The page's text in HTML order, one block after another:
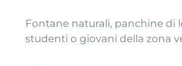
Fontane naturali, panchine di
studenti o giovani della zona